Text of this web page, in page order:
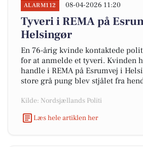
ALARM112 08-04-2026 11:20
Tyveri i REMA på
Helsingør
En 76-årig kvinde kontaktede
for at anmelde et tyveri. Kvinden
handle i REMA på Esrumvej i
store grå pung blev stjålet fra
Kilde: Nordsjællands Politi
Læs hele artiklen her